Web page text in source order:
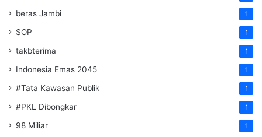
beras Jambi 1
SOP 1
takbterima 1
Indonesia Emas 2045 1
#Tata Kawasan Publik 1
#PKL Dibongkar 1
98 Miliar 1